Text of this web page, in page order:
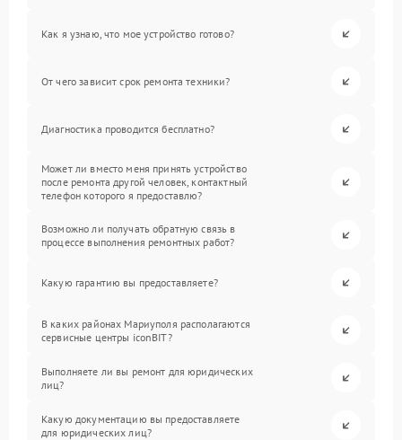
Как я узнаю, что мое устройство готово?
От чего зависит срок ремонта техники?
Диагностика проводится бесплатно?
Может ли вместо меня принять устройство
после ремонта другой человек, контактный
телефон которого я предоставлю?
Возможно ли получать обратную связь в
процессе выполнения ремонтных работ?
Какую гарантию вы предоставляете?
В каких районах Мариуполя располагаются
сервисные центры iconBIT?
Выполняете ли вы ремонт для юридических
лиц?
Какую документацию вы предоставляете
для юридических лиц?